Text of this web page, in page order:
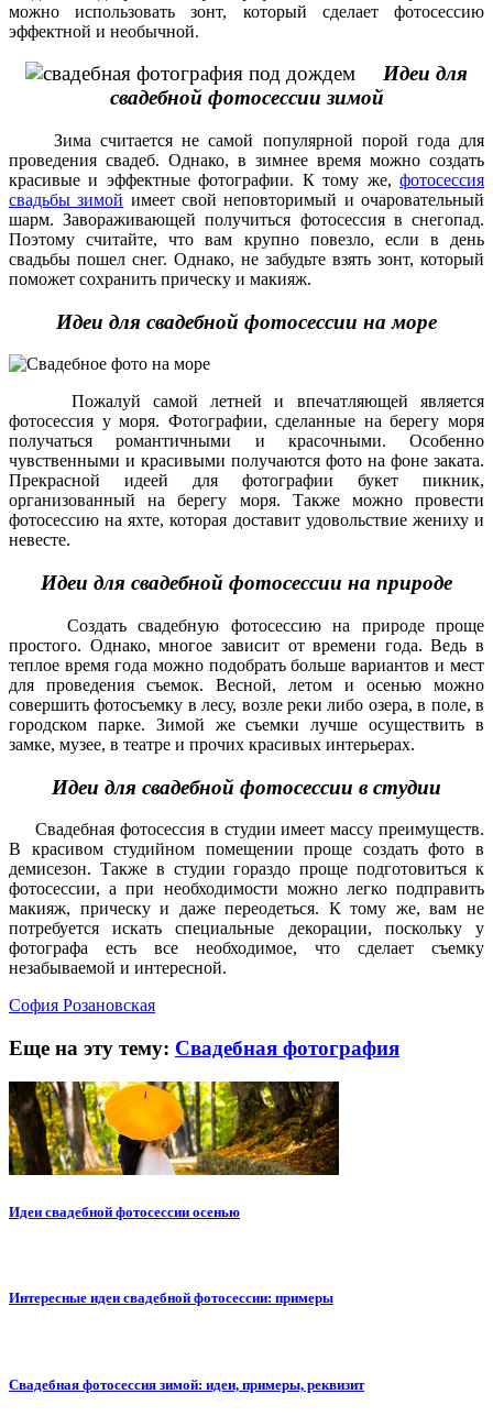
можно использовать зонт, который сделает фотосессию
эффектной и необычной.
Идеи для
свадебной фотосессии зимой
Зима считается не самой популярной порой года для
проведения свадеб. Однако, в зимнее время можно создать
красивые и эффектные фотографии. К тому же, фотосессия
свадьбы зимой имеет свой неповторимый и очаровательный
шарм. Завораживающей получиться фотосессия в снегопад.
Поэтому считайте, что вам крупно повезло, если в день
свадьбы пошел снег. Однако, не забудьте взять зонт, который
поможет сохранить прическу и макияж.
Идеи для свадебной фотосессии на море
Пожалуй самой летней и впечатляющей является
фотосессия у моря. Фотографии, сделанные на берегу моря
получаться романтичными и красочными. Особенно
чувственными и красивыми получаются фото на фоне заката.
Прекрасной идеей для фотографии букет пикник,
организованный на берегу моря. Также можно провести
фотосессию на яхте, которая доставит удовольствие жениху и
невесте.
Идеи для свадебной фотосессии на природе
Создать свадебную фотосессию на природе проще
простого. Однако, многое зависит от времени года. Ведь в
теплое время года можно подобрать больше вариантов и мест
для проведения съемок. Весной, летом и осенью можно
совершить фотосъемку в лесу, возле реки либо озера, в поле, в
городском парке. Зимой же съемки лучше осуществить в
замке, музее, в театре и прочих красивых интерьерах.
Идеи для свадебной фотосессии в студии
Свадебная фотосессия в студии имеет массу преимуществ.
В красивом студийном помещении проще создать фото в
демисезон. Также в студии гораздо проще подготовиться к
фотосессии, а при необходимости можно легко подправить
макияж, прическу и даже переодеться. К тому же, вам не
потребуется искать специальные декорации, поскольку у
фотографа есть все необходимое, что сделает съемку
незабываемой и интересной.
София Розановская
Еще на эту тему: Свадебная фотография
Идеи свадебной фотосессии осенью
Интересные идеи свадебной фотосессии: примеры
Свадебная фотосессия зимой: идеи, примеры, реквизит